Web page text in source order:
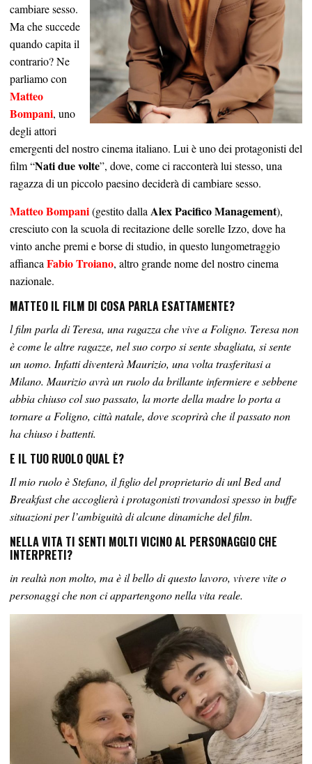
cambiare sesso.
Ma che succede
quando capita il
contrario? Ne
parliamo con
Matteo
Bompani, uno
degli attori
emergenti del nostro cinema italiano. Lui è uno dei protagonisti del
film “Nati due volte”, dove, come ci racconterà lui stesso, una
ragazza di un piccolo paesino deciderà di cambiare sesso.
Matteo Bompani(gestito dallaAlex Pacifico Management),
cresciuto con la scuola di recitazione delle sorelle Izzo, dove ha
vinto anche premi e borse di studio, in questo lungometraggio
affiancaFabio Troiano, altro grande nome del nostro cinema
nazionale.
MATTEO IL FILM DI COSA PARLA ESATTAMENTE?
l film parla di Teresa, una ragazza che vive a Foligno. Teresa non
è come le altre ragazze, nel suo corpo si sente sbagliata, si sente
un uomo. Infatti diventerà Maurizio, una volta trasferitasi a
Milano. Maurizio avrà un ruolo da brillante infermiere e sebbene
abbia chiuso col suo passato, la morte della madre lo porta a
tornare a Foligno, città natale, dove scoprirà che il passato non
ha chiuso i battenti.
E IL TUO RUOLO QUAL È?
Il mio ruolo è Stefano, il figlio del proprietario di unl Bed and
Breakfast che accoglierà i protagonisti trovandosi spesso in buffe
situazioni per l’ambiguità di alcune dinamiche del film.
NELLA VITA TI SENTI MOLTI VICINO AL PERSONAGGIO CHE
INTERPRETI?
in realtà non molto, ma è il bello di questo lavoro, vivere vite o
personaggi che non ci appartengono nella vita reale.